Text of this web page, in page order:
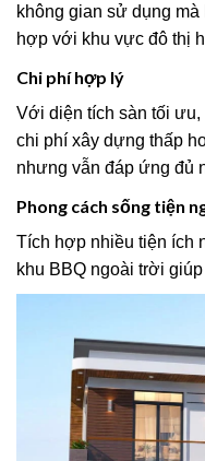
không gian sử dụng
hợp với khu vực đô thị
Chi phí hợp lý
Với diện tích sàn tối
chi phí xây dựng thấp
nhưng vẫn đáp ứng đủ
Phong cách sống tiện
Tích hợp nhiều tiện ích
khu BBQ ngoài trời